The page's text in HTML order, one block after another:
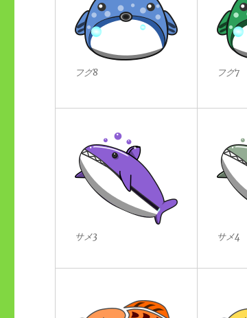
フグ8 フグ7
サメ3 サメ4